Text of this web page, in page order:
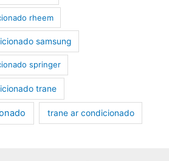
rheem
samsung
springer
trane
trane ar condicionado